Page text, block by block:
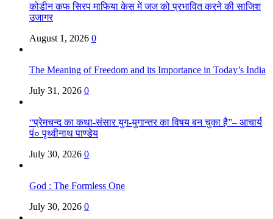
कोडीन कफ सिरप माफिया केस में जज को प्रभावित करने की साजिश
उजागर
August 1, 2026 0
The Meaning of Freedom and its Importance in Today’s India
July 31, 2026 0
“प्रेमचन्द का कथा-संसार युग-युगान्तर का विषय बन चुका है”– आचार्य
पं० पृथ्वीनाथ पाण्डेय
July 30, 2026 0
God : The Formless One
July 30, 2026 0